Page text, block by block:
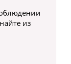
из